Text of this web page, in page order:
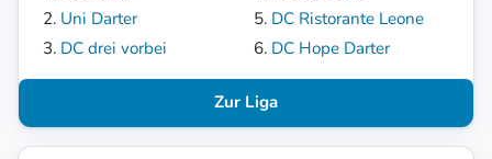
Uni Darter
DC drei vorbei
DC Ristorante Leone
DC Hope Darter
Zur Liga